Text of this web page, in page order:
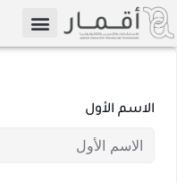
تخطي
إلى
الاسم الأول